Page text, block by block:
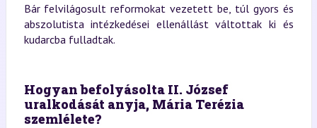
Bár felvilágosult reformokat vezetett be, túl gyors és
abszolutista intézkedései ellenállást váltottak ki és
kudarcba fulladtak.
Hogyan befolyásolta II. József
uralkodását anyja, Mária Terézia
szemlélete?